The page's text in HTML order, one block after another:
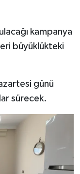
kampanya
büyüklükteki
günü
sürecek.